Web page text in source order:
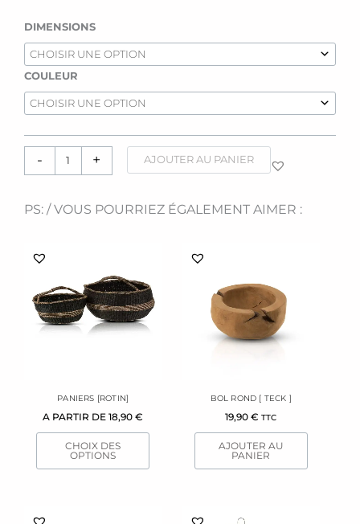
DIMENSIONS
COULEUR
-
quantité
de
Bouteilles
[noires]
+ AJOUTER AU PANIER
PS: / VOUS POURRIEZ ÉGALEMENT AIMER :
PANIERS [ROTIN]
A PARTIR DE18,90€
CHOIX DES
OPTIONS
a
plusieurs
la
du
BOL ROND [ TECK ]
19,90€ TTC
AJOUTER AU
PANIER